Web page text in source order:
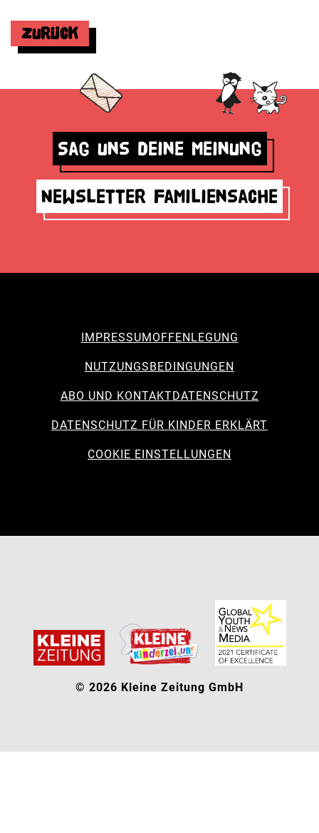
Zurück
Sag uns deine Meinung
Newsletter Familiensache
IMPRESSUMOFFENLEGUNG
NUTZUNGSBEDINGUNGEN
ABO UND KONTAKTDATENSCHUTZ
DATENSCHUTZ FÜR KINDER ERKLÄRT
COOKIE EINSTELLUNGEN
© 2026 Kleine Zeitung GmbH